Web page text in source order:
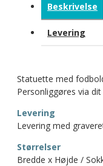
Beskrivelse
Levering
Statuette med
Personliggøres via
Levering
Levering med
Størrelser
Bredde x Højde /